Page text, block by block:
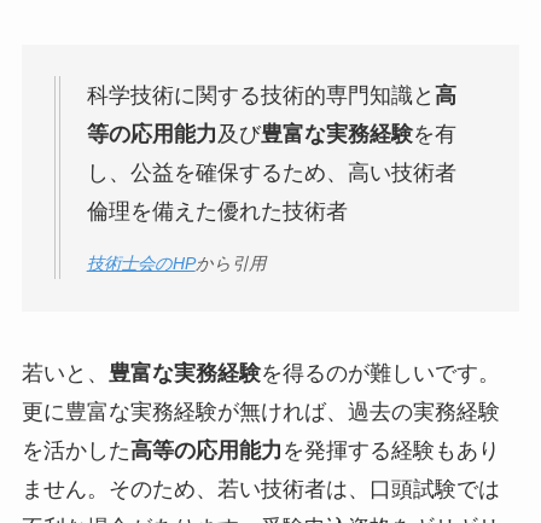
科学技術に関する技術的専門知識と 高
等の応用能力及び豊富な実務経験を有
し、公益を確保するため、高い技術者
倫理を備えた優れた技術者
技術士会のHPから引用
若いと、 豊富な実務経験を得るのが難しいです。
更に豊富な実務経験が無ければ、過去の実務経験
を活かした高等の応用能力 を発揮する経験もあり
ません。そのため、若い技術者は、口頭試験では